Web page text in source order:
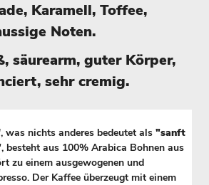
Karamell, Toffee,
Noten.
säurearm, guter Körper,
sehr cremig.
was nichts anderes bedeutet als "sanft
, besteht aus 100% Arabica Bohnen aus
zu einem ausgewogenen und
Der Kaffee überzeugt mit einem